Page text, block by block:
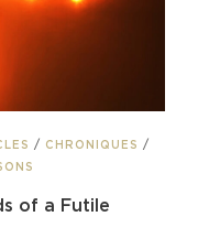
/ CHRONIQUES /
of a Futile